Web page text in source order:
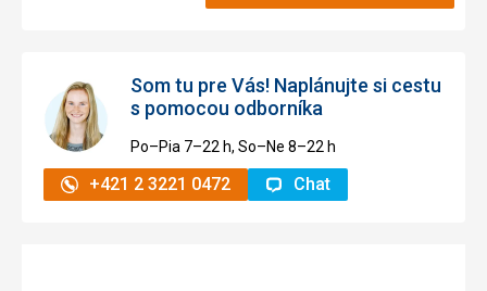
Som tu pre Vás! Naplánujte si cestu
s pomocou odborníka
Po–Pia 7–⁠⁠⁠⁠⁠⁠22 h, So–Ne 8–⁠⁠⁠⁠⁠⁠22 h
+421 2 3221 0472 Chat